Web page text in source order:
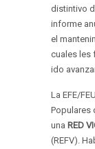
distintivo
informe
el
cuales les
ido
La EFE/
Populares
una RED
(REFV).